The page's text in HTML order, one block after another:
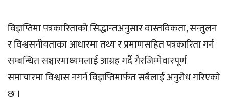
विज्ञप्तिमा पत्रकारिताको सिद्धान्तअनुसार वास्तविकता, सन्तुलन
र विश्वसनीयताका आधारमा तथ्य र प्रमाणसहित पत्रकारिता गर्न
सम्बन्धित सञ्चारमाध्यमलाई आग्रह गर्दै गैरजिम्मेवारपूर्ण
समाचारमा विश्वास नगर्न विज्ञप्तिमार्फत सबैलाई अनुरोध गरिएको
छ ।